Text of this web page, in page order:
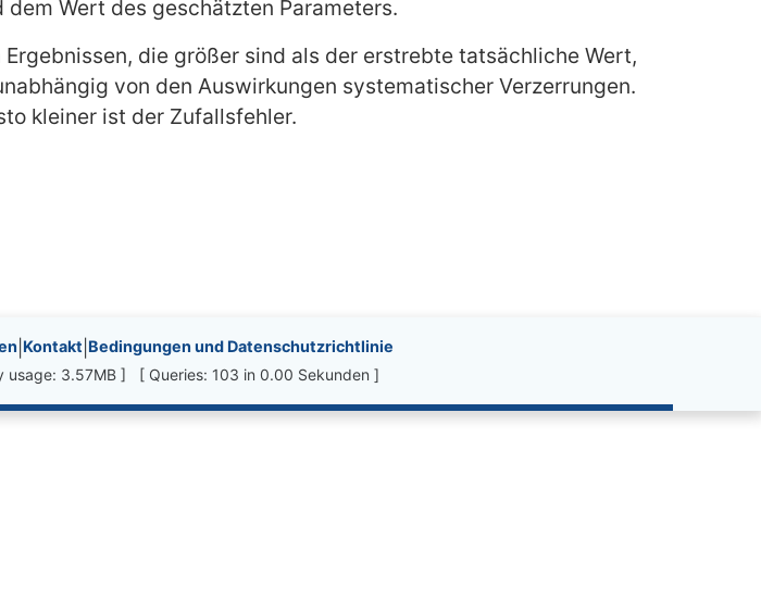
dem Wert des geschätzten Parameters.
die größer sind als der erstrebte tatsächliche Wert,
von den Auswirkungen systematischer Verzerrungen.
kleiner ist der Zufallsfehler.
Kontakt Bedingungen und Datenschutzrichtlinie
3.57MB ] [ Queries: 103 in 0.00 Sekunden ]